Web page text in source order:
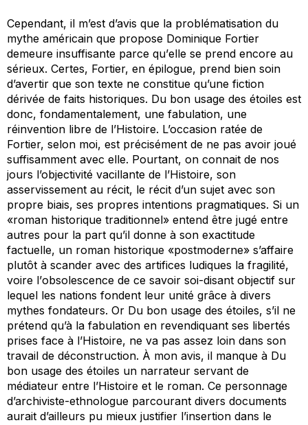
Cependant, il m’est d’avis que la problématisation du
mythe américain que propose Dominique Fortier
demeure insuffisante parce qu’elle se prend encore au
sérieux. Certes, Fortier, en épilogue, prend bien soin
d’avertir que son texte ne constitue qu’une fiction
dérivée de faits historiques. Du bon usage des étoiles est
donc, fondamentalement, une fabulation, une
réinvention libre de l’Histoire. L’occasion ratée de
Fortier, selon moi, est précisément de ne pas avoir joué
suffisamment avec elle. Pourtant, on connait de nos
jours l’objectivité vacillante de l’Histoire, son
asservissement au récit, le récit d’un sujet avec son
propre biais, ses propres intentions pragmatiques. Si un
«roman historique traditionnel» entend être jugé entre
autres pour la part qu’il donne à son exactitude
factuelle, un roman historique «postmoderne» s’affaire
plutôt à scander avec des artifices ludiques la fragilité,
voire l’obsolescence de ce savoir soi-disant objectif sur
lequel les nations fondent leur unité grâce à divers
mythes fondateurs. Or Du bon usage des étoiles, s’il ne
prétend qu’à la fabulation en revendiquant ses libertés
prises face à l’Histoire, ne va pas assez loin dans son
travail de déconstruction. À mon avis, il manque à Du
bon usage des étoiles un narrateur servant de
médiateur entre l’Histoire et le roman. Ce personnage
d’archiviste-ethnologue parcourant divers documents
aurait d’ailleurs pu mieux justifier l’insertion dans le